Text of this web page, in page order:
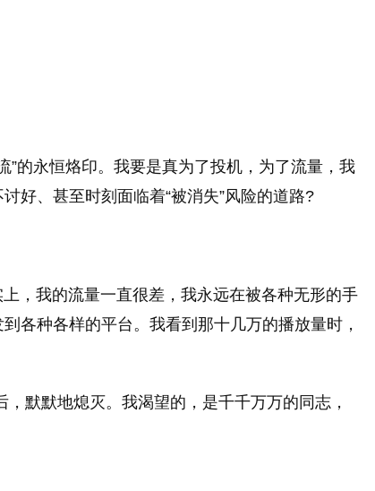
”的永恒烙印。我要是真为了投机，为了流量，我
好、甚至时刻面临着“被消失”风险的道路?
，我的流量一直很差，我永远在被各种无形的手
各种各样的平台。我看到那十几万的播放量时，
默默地熄灭。我渴望的，是千千万万的同志，